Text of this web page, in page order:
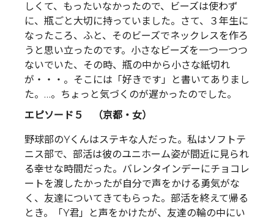
しくて、もったいなかったので、ビーズは使わず
に、瓶ごと大切に持っていました。さて、３年生に
なったころ、ふと、そのビーズでネックレスを作ろ
うと思い立ったのです。小さなビーズを一つ一つつ
ないでいた、その時、瓶の中から小さな紙切れ
が・・・。そこには「好きです」と書いてありまし
た。…。ちょっと気づくのが遅かったのでした。
エピソード５ （京都・女）
野球部のYくんはステキな人だった。私はソフトテ
ニス部で、部活は彼のユニホーム姿が間近に見られ
る幸せな時間だった。バレンタインデーにチョコレ
ートを渡したかったが自分で声をかける勇気がな
く、友達についてきてもらった。部活を終えて帰る
とき。「Y君」と声をかけたが、友達の輪の中にい